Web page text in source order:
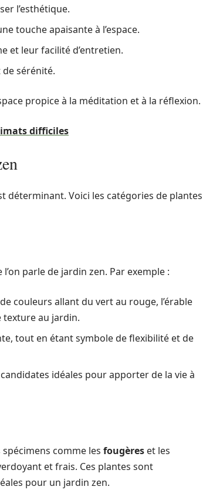
l’esthétique.
touche apaisante à l’espace.
et leur facilité d’entretien.
sérénité.
propice à la méditation et à la réflexion.
difficiles
déterminant. Voici les catégories de plantes
parle de jardin zen. Par exemple :
couleurs allant du vert au rouge, l’érable
texture au jardin.
tout en étant symbole de flexibilité et de
idéales pour apporter de la vie à
comme les fougères et les
et frais. Ces plantes sont
pour un jardin zen.